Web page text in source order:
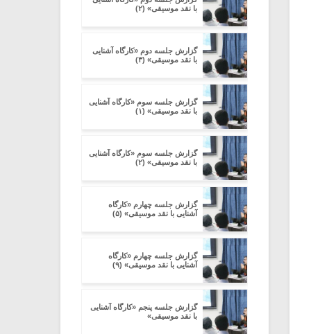
با نقد موسیقی» (۲)
گزارش جلسه دوم «کارگاه آشنایی
با نقد موسیقی» (۳)
گزارش جلسه سوم «کارگاه آشنایی
با نقد موسیقی» (۱)
گزارش جلسه سوم «کارگاه آشنایی
با نقد موسیقی» (۲)
گزارش جلسه چهارم «کارگاه
آشنایی با نقد موسیقی» (۵)
گزارش جلسه چهارم «کارگاه
آشنایی با نقد موسیقی» (۹)
گزارش جلسه پنجم «کارگاه آشنایی
با نقد موسیقی»